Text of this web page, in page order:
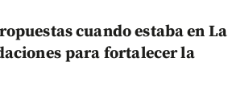
cuando estaba en La
para fortalecer la